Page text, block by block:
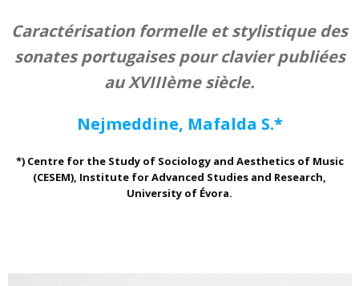
Caractérisation formelle et stylistique des
sonates portugaises pour clavier publiées
au XVIIIème siècle.
Nejmeddine, Mafalda S.*
*) Centre for the Study of Sociology and Aesthetics of Music
(CESEM), Institute for Advanced Studies and Research,
University of Évora.